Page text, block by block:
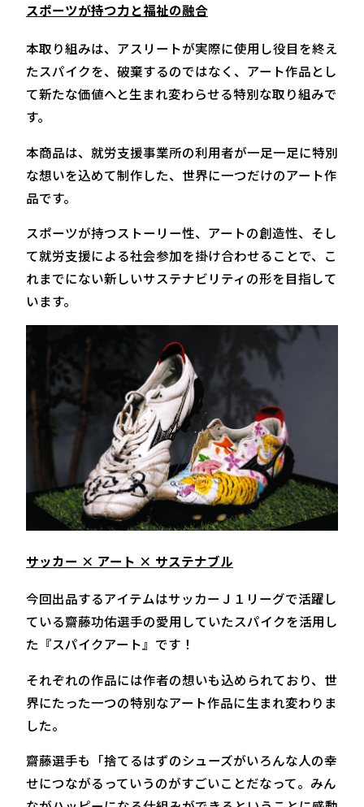
スポーツが持つ力と福祉の融合
本取り組みは、アスリートが実際に使用し役目を終え
たスパイクを、破棄するのではなく、アート作品とし
て新たな価値へと生まれ変わらせる特別な取り組みで
す。
本商品は、就労支援事業所の利用者が一足一足に特別
な想いを込めて制作した、世界に一つだけのアート作
品です。
スポーツが持つストーリー性、アートの創造性、そし
て就労支援による社会参加を掛け合わせることで、こ
れまでにない新しいサステナビリティの形を目指して
います。
サッカー × アート × サステナブル
今回出品するアイテムはサッカーＪ１リーグで活躍し
ている齋藤功佑選手の愛用していたスパイクを活用し
た『スパイクアート』です！
それぞれの作品には作者の想いも込められており、世
界にたった一つの特別なアート作品に生まれ変わりま
した。
齋藤選手も「捨てるはずのシューズがいろんな人の幸
せにつながるっていうのがすごいことだなって。みん